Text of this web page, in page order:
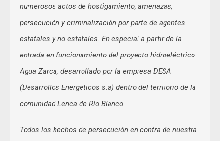
numerosos actos de hostigamiento, amenazas,
persecución y criminalización por parte de agentes
estatales y no estatales. En especial a partir de la
entrada en funcionamiento del proyecto hidroeléctrico
Agua Zarca, desarrollado por la empresa DESA
(Desarrollos Energéticos s.a) dentro del territorio de la
comunidad Lenca de Río Blanco.
Todos los hechos de persecución en contra de nuestra